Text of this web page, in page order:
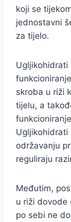
koji se
jednostavni
za tijelo.
Ugljikohidrati
skroba u riži
tijelu, a
Ugljikohidrati
održavanju
reguliraju
Međutim,
u riži dovode
po sebi ne